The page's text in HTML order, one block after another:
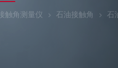
触角测量仪 石油接触角 石